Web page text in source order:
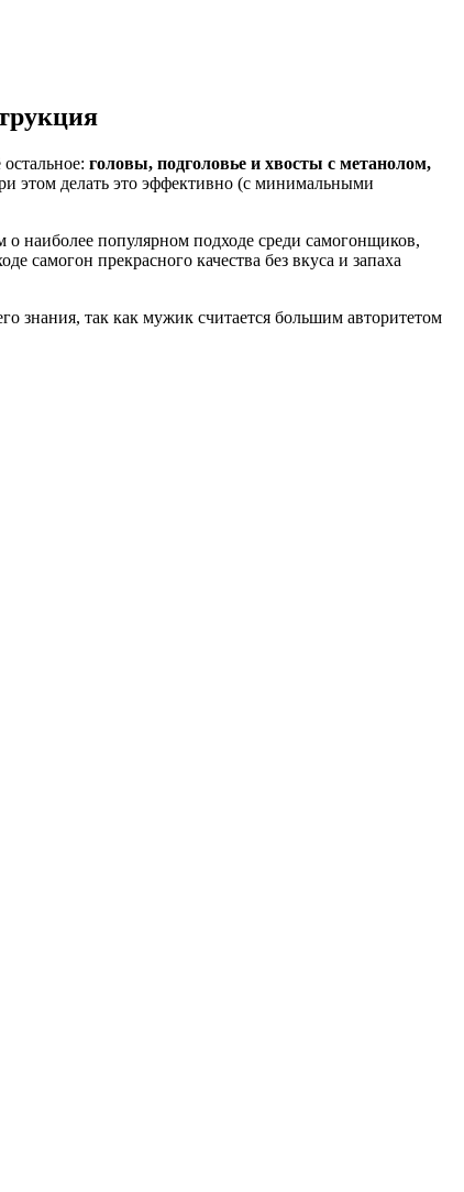
головы, подголовье и хвосты с метанолом,
этом делать это эффективно (с минимальными
наиболее популярном подходе среди самогонщиков,
самогон прекрасного качества без вкуса и запаха
знания, так как мужик считается большим авторитетом